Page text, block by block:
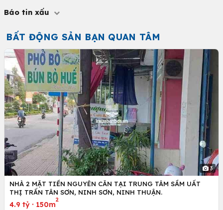
Báo tin xấu
BẤT ĐỘNG SẢN BẠN QUAN TÂM
3
NHÀ 2 MẶT TIỀN NGUYÊN CĂN TẠI TRUNG TÂM SẦM UẤT
THỊ TRẤN TÂN SƠN, NINH SƠN, NINH THUẬN.
4.9 tỷ · 150m
2